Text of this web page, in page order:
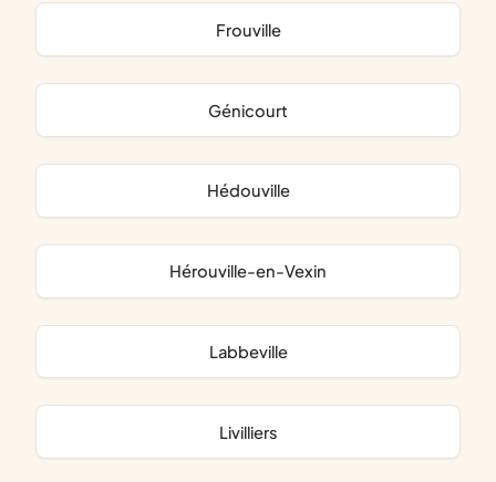
Frouville
Génicourt
Hédouville
Hérouville-en-Vexin
Labbeville
Livilliers